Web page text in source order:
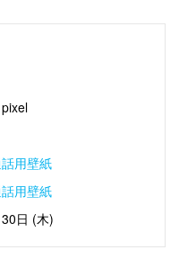
用壁紙
用壁紙
日 (木)